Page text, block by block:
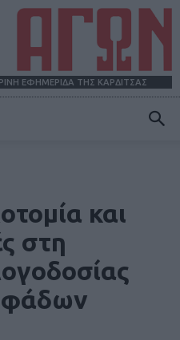
ΕΦΗΜΕΡΙΔΑ ΤΗΣ ΚΑΡΔΙΤΣΑΣ
και
στη